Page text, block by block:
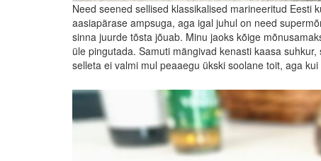
Need seened sellised klassikalised marineeritud Eesti
aasiapärase ampsuga, aga igal juhul on need
sinna juurde tõsta jõuab. Minu jaoks kõige
üle pingutada. Samuti mängivad kenasti kaasa
selleta ei valmi mul peaaegu ükski soolane toit, aga